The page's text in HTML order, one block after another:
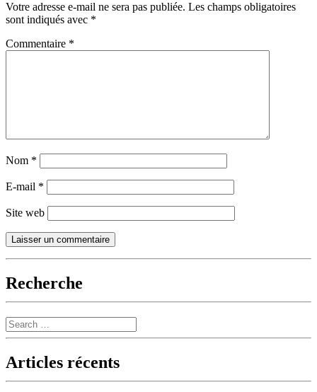
Votre adresse e-mail ne sera pas publiée. Les champs obligatoires
sont indiqués avec *
Commentaire *
Nom *
E-mail *
Site web
Recherche
Search
Articles récents